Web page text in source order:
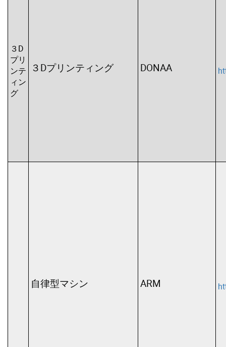
３D
プリ
ンテ
ィン
グ
３Dプリンティング DONAA
自律型マシン ARM